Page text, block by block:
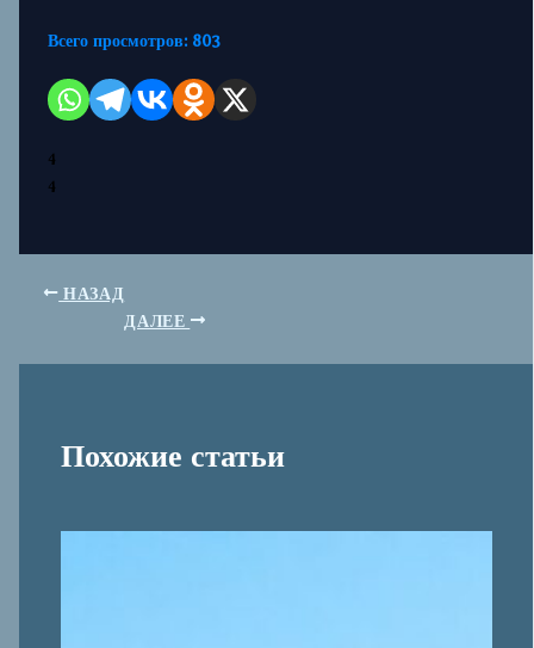
Всего просмотров: 803
4
4
НАЗАД
ДАЛЕЕ
Похожие статьи